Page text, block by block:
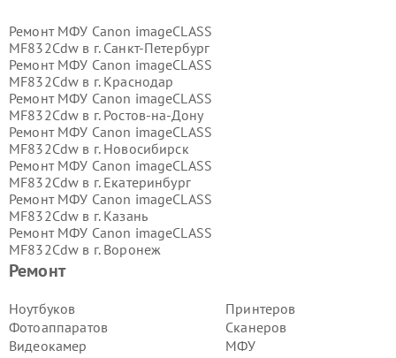
Ремонт
Ноутбуков
Фотоаппаратов
Видеокамер
Принтеров
Сканеров
МФУ
Ремонт МФУ Canon imageCLASS
MF832Cdw в г. Санкт-Петербург
Ремонт МФУ Canon imageCLASS
MF832Cdw в г. Краснодар
Ремонт МФУ Canon imageCLASS
MF832Cdw в г. Ростов-на-Дону
Ремонт МФУ Canon imageCLASS
MF832Cdw в г. Новосибирск
Ремонт МФУ Canon imageCLASS
MF832Cdw в г. Екатеринбург
Ремонт МФУ Canon imageCLASS
MF832Cdw в г. Казань
Ремонт МФУ Canon imageCLASS
MF832Cdw в г. Воронеж
Ремонт МФУ Canon imageCLASS
Ремонт МФУ Canon imageCLASS
MF832Cdw в г.
Ремонт МФУ Canon imageCLASS
MF832Cdw в г.